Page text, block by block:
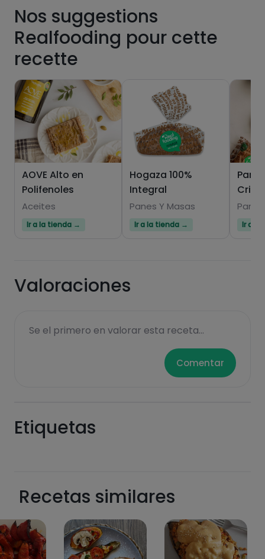
Nos suggestions
Realfooding pour cette
recette
AOVE Alto en
Polifenoles
Aceites
Ir a la tienda →
Hogaza 100%
Integral
Panes Y Masas
Ir a la tienda →
Pan
Ir a
Valoraciones
Se el primero en valorar esta receta...
Comentar
Etiquetas
Recetas similares